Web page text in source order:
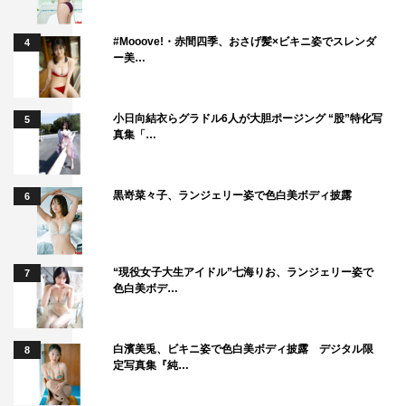
4
#Mooove!・赤間四季、おさげ髪×ビキニ姿でスレンダ
ー美…
5
小日向結衣らグラドル6人が大胆ポージング “股”特化写
真集「…
6 黒嵜菜々子、ランジェリー姿で色白美ボディ披露
7
“現役女子大生アイドル”七海りお、ランジェリー姿で
色白美ボデ…
8
白濱美兎、ビキニ姿で色白美ボディ披露 デジタル限
定写真集『純…